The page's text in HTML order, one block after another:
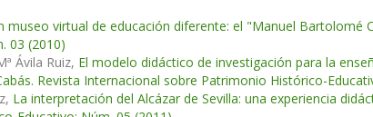
museo virtual de educación diferente: el "Manuel Bartolomé
03 (2010)
Ávila Ruiz, El modelo didáctico de investigación para la
Revista Internacional sobre Patrimonio Histórico-
La interpretación del Alcázar de Sevilla: una experiencia